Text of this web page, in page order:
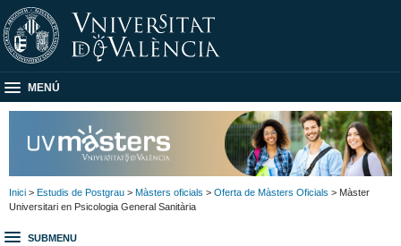
MENÚ
Inici > Estudis de Postgrau > Màsters oficials > Oferta de Màsters Oficials > Màster
Universitari en Psicologia General Sanitària
SUBMENU